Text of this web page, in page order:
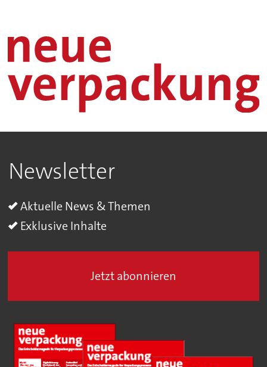
Newsletter
Aktuelle News & Themen
Exklusive Inhalte
Jetzt abonnieren